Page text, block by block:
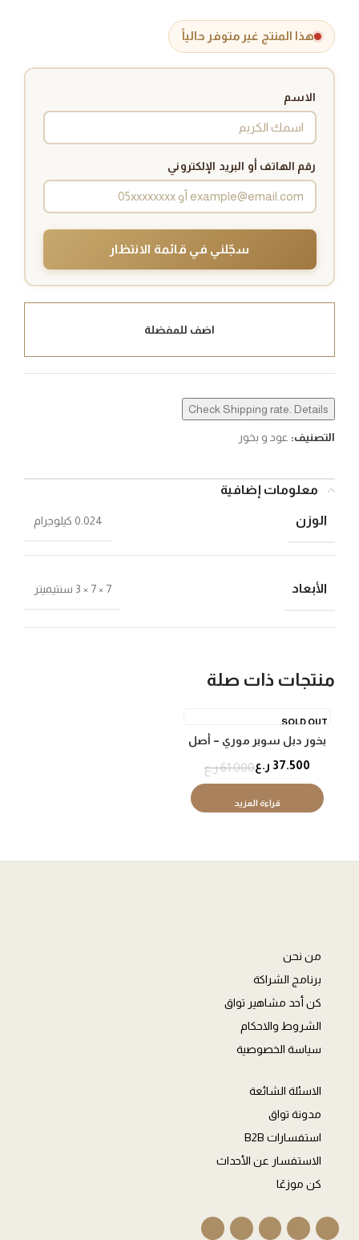
هذا المنتج غير متوفر حالياً
الاسم
رقم الهاتف أو البريد الإلكتروني
سجّلني في قائمة الانتظار
اضف للمفضلة
Check Shipping rate. Details
التصنيف: عود و بخور
معلومات إضافية
الوزن 0.024 كيلوجرام
الأبعاد 7 × 7 × 3 سنتيميتر
منتجات ذات صلة
SOLD OUT
بخور دبل سوبر موري – أصل
61.000ر.ع 37.500 ر.ع
قراءة المزيد
من نحن
برنامج الشراكة
كن أحد مشاهير تواق
الشروط والاحكام
سياسة الخصوصية
الاسئلة الشائعة
مدونة تواق
استفسارات B2B
الاستفسار عن الأحداث
كن موزعًا